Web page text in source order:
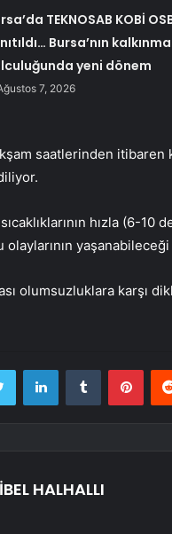
TEKNOSAB KOBİ
Bursa’nın kalkınma
yeni dönem
7, 2026
saatlerinden itibaren
hızla (6-10
olaylarının
olumsuzluklara karşı
Twitter LinkedInTumblr
HALHALLI